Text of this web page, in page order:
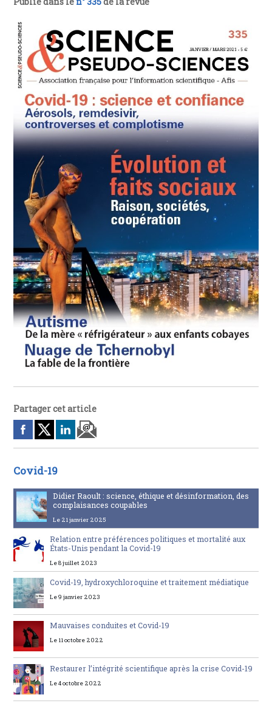
Partager cet article
Covid-19
Didier Raoult : science, éthique et désinformation, des
complaisances coupables
Le 21 janvier 2025
Relation entre préférences politiques et mortalité aux
États-Unis pendant la Covid-19
Le 8 juillet 2023
Covid-19, hydroxychloroquine et traitement médiatique
Le 9 janvier 2023
Mauvaises conduites et Covid-19
Le 11 octobre 2022
Restaurer l’intégrité scientifique après la crise Covid-19
Le 4 octobre 2022